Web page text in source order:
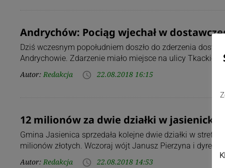
Andrychów: Pociąg wjechał w
Dziś wczesnym popołudniem doszło do zderzenia
Andrychowie. Zdarzenie miało miejsce na ulicy Tkackiej.
Autor: Redakcja access_time 22.08.2018 16:15
12 milionów za dwie działki w
Gmina Jasienica sprzedała kolejne dwie działki w
milionów złotych. Wczoraj wójt Janusz Pierzyna i
Autor: Redakcja access_time 22.08.2018 14:53